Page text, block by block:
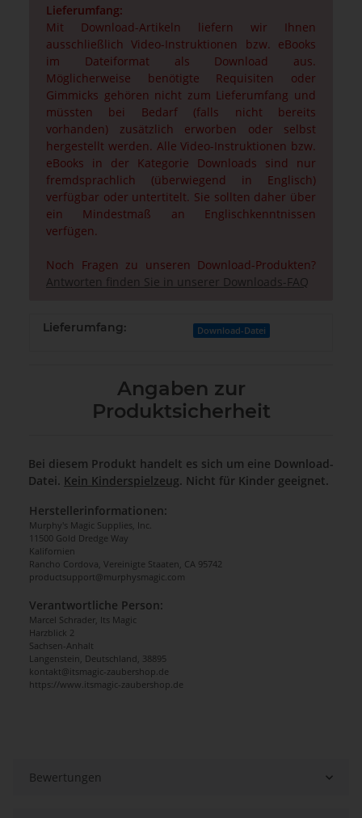
Lieferumfang:
Mit Download-Artikeln liefern wir Ihnen
ausschließlich Video-Instruktionen bzw. eBooks
im Dateiformat als Download aus.
Möglicherweise benötigte Requisiten oder
Gimmicks gehören nicht zum Lieferumfang und
müssten bei Bedarf (falls nicht bereits
vorhanden) zusätzlich erworben oder selbst
hergestellt werden. Alle Video-Instruktionen bzw.
eBooks in der Kategorie Downloads sind nur
fremdsprachlich (überwiegend in Englisch)
verfügbar oder untertitelt. Sie sollten daher über
ein Mindestmaß an Englischkenntnissen
verfügen.
Noch Fragen zu unseren Download-Produkten?
Antworten finden Sie in unserer Downloads-FAQ
Lieferumfang: Download-Datei
Angaben zur
Produktsicherheit
Bei diesem Produkt handelt es sich um eine Download-
Datei. Kein Kinderspielzeug. Nicht für Kinder geeignet.
Herstellerinformationen:
Murphy's Magic Supplies, Inc.
11500 Gold Dredge Way
Kalifornien
Rancho Cordova, Vereinigte Staaten, CA 95742
productsupport@murphysmagic.com
Verantwortliche Person:
Marcel Schrader, Its Magic
Harzblick 2
Sachsen-Anhalt
Langenstein, Deutschland, 38895
kontakt@itsmagic-zaubershop.de
https://www.itsmagic-zaubershop.de
Bewertungen